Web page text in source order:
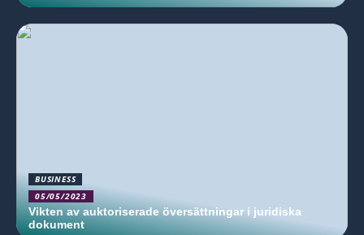
BUSINESS
05/05/2023
Vikten av auktoriserade översättningar i juridiska
dokument